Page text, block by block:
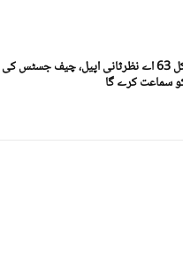
اسلام آباد(ڈیجیٹل پوسٹ) آرٹیکل 63 اے نظرثانی اپیل، چیف جسٹس کی